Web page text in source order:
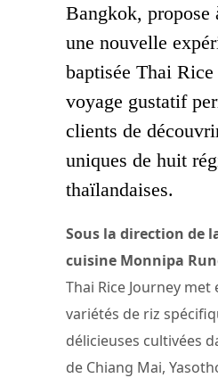
Bangkok, propose
une nouvelle
baptisée Thai
voyage gustatif
clients de
uniques de huit
thaïlandaises.
Sous la direction de
cuisine Monnipa
Thai Rice Journey met
variétés de riz
délicieuses cultivées
de Chiang Mai,